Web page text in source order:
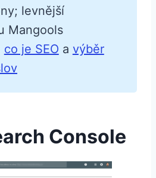
levnější
Mangools
co je SEO a výběr
Console